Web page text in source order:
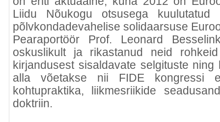
Liidu Nõukogu otsusega kuulutatud
põlvkondadevahelise solidaarsuse
Pearaportöör Prof. Leonard
oskuslikult ja rikastanud neid
kirjandusest sisaldavate selgituste ning
alla võetakse nii FIDE kongressi
kohtupraktika, liikmesriikide
doktriin.